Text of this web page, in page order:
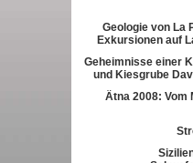
Geologie von La
Exkursionen auf
Geheimnisse einer
und Kiesgrube
Ätna 2008: Vom